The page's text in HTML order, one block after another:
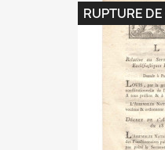
RUPTURE